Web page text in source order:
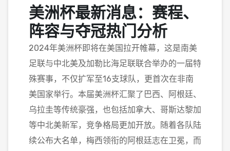
美洲杯最新消息：赛程、
阵容与夺冠热门分析
2024年美洲杯即将在美国拉开帷幕，这是南美
足联与中北美及加勒比海足联联合举办的一届特
殊赛事，不仅扩军至16支球队，更首次在非南
美国家举行。本届美洲杯汇聚了巴西、阿根廷、
乌拉圭等传统豪强，也包括加拿大、哥斯达黎加
等中北美新军，竞争格局更加开放。随着各队陆
续公布大名单，梅西领衔的阿根廷志在卫冕，而